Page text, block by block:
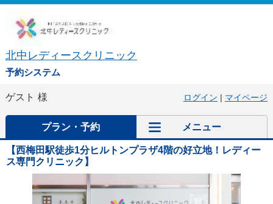
北中レディースクリニック
予約システム
ゲスト 様 ログイン | マイページ
プラン・予約 メニュー
【西梅田駅徒歩1分ヒルトンプラザ4階の好立地！レディー
ス専門クリニック】